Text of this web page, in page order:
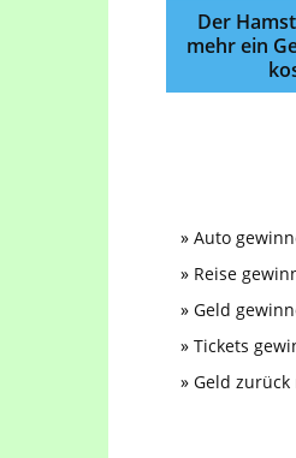
Der
mehr ein
» Auto
» Reise
» Geld
» Tickets
» Geld zurück